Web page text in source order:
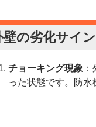
壁の劣化サイ
チョーキング現象
った状態です。防水